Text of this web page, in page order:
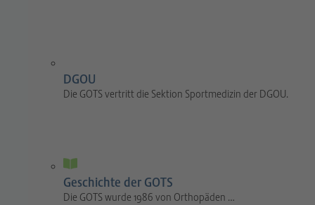
DGOU
Die GOTS vertritt die Sektion Sportmedizin der DGOU.
Geschichte der GOTS
Die GOTS wurde 1986 von Orthopäden …